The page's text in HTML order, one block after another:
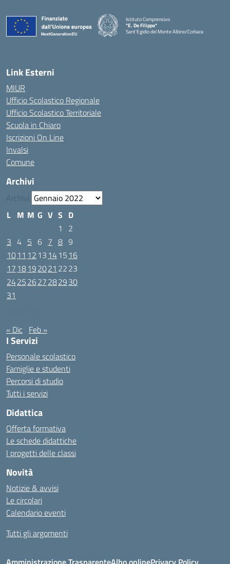
Istituto Comprensivo
"E. De Filippo"
Sant'Egidio del Monte Albino/Corbara
Link Esterni
MIUR
Ufficio Scolastico Regionale
Ufficio Scolastico Territoriale
Scuola in Chiaro
Iscrizioni On Line
Invalsi
Comune
Archivi
Archivi
L M M G V S D
1
2
3 4 5 6 7 8 9
1011 12 13 1415 16
17 18192021 2223
24252627282930
31
« Dic Feb »
I Servizi
Personale scolastico
Famiglie e studenti
Percorsi di studio
Tutti i servizi
Didattica
Offerta formativa
Le schede didattiche
I progetti delle classi
Novità
Notizie & avvisi
Le circolari
Calendario eventi
Tutti gli argomenti